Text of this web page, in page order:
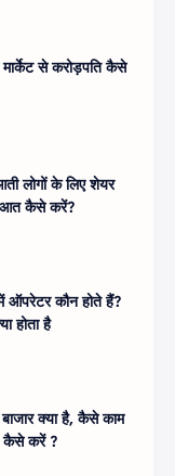
से करोड़पति कैसे
लोगों के लिए शेयर
कैसे करें?
ऑपरेटर कौन होते हैं?
होता है
क्या है, कैसे काम
कैसे करें ?